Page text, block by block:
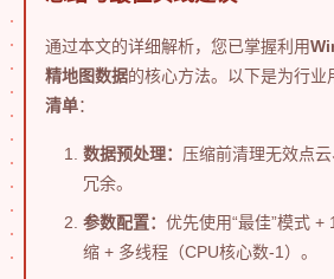
通过本文的详细解析，您已掌握利用
精地图数据的核心方法。以下是为行业
清单：
数据预处理： 压缩前清理无效点
冗余。
参数配置： 优先使用“最佳”模式
缩 + 多线程（CPU核心数-1）。